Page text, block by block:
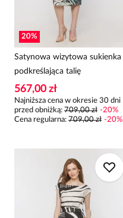
20%
Satynowa wizytowa sukienka
podkreślająca talię
567,00 zł
Najniższa cena w okresie 30 dni
przed obniżką: 709,00 zł -20%
Cena regularna: 709,00 zł -20%